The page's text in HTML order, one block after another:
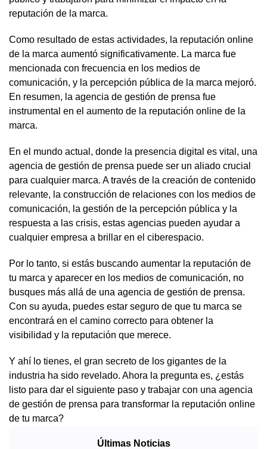
reputación de la marca.
Como resultado de estas actividades, la reputación online
de la marca aumentó significativamente. La marca fue
mencionada con frecuencia en los medios de
comunicación, y la percepción pública de la marca mejoró.
En resumen, la agencia de gestión de prensa fue
instrumental en el aumento de la reputación online de la
marca.
En el mundo actual, donde la presencia digital es vital, una
agencia de gestión de prensa puede ser un aliado crucial
para cualquier marca. A través de la creación de contenido
relevante, la construcción de relaciones con los medios de
comunicación, la gestión de la percepción pública y la
respuesta a las crisis, estas agencias pueden ayudar a
cualquier empresa a brillar en el ciberespacio.
Por lo tanto, si estás buscando aumentar la reputación de
tu marca y aparecer en los medios de comunicación, no
busques más allá de una agencia de gestión de prensa.
Con su ayuda, puedes estar seguro de que tu marca se
encontrará en el camino correcto para obtener la
visibilidad y la reputación que merece.
Y ahí lo tienes, el gran secreto de los gigantes de la
industria ha sido revelado. Ahora la pregunta es, ¿estás
listo para dar el siguiente paso y trabajar con una agencia
de gestión de prensa para transformar la reputación online
de tu marca?
Últimas Noticias